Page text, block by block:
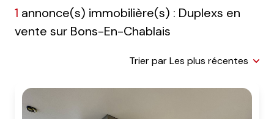
contact
1 annonce(s) immobilière(s) : Duplexs en
vente sur Bons-En-Chablais
Trier par Les plus récentes